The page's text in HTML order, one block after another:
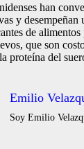
han
y
de
que son
proteína del
Emilio
Soy Emilio